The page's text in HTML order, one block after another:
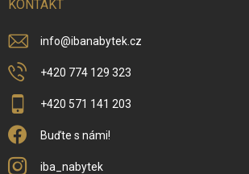
KONTAKT
info@ibanabytek.cz
+420 774 129 323
+420 571 141 203
Buďte s námi!
iba_nabytek